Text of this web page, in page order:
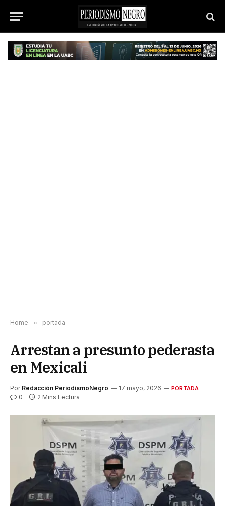
Home » portada
Arrestan a presunto pederasta
en Mexicali
Por Redacción PeriodismoNegro 17 mayo, 2026 PORTADA
0 2 Mins Lectura